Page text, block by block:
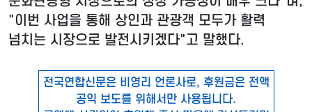
"이번 사업을 통해 상인과 관광객 모두가 활력
넘치는 시장으로 발전시키겠다"고 말했다.
전국연합신문은 비영리 언론사로, 후원금은 전액
공익 보도를 위해서만 사용됩니다.